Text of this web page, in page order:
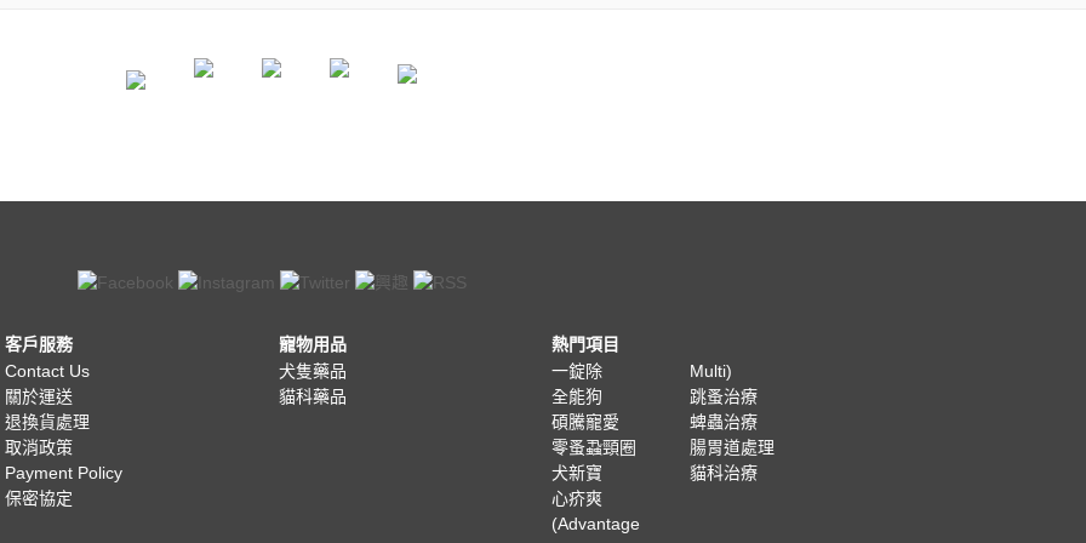
客戶服務
Contact Us
關於運送
退換貨處理
取消政策
Payment Policy
保密協定
寵物用品
犬隻藥品
貓科藥品
熱門項目
一錠除
全能狗
碩騰寵愛
零蚤蝨頸圈
犬新寶
心疥爽
(Advantage
Multi)
跳蚤治療
蜱蟲治療
腸胃道處理
貓科治療